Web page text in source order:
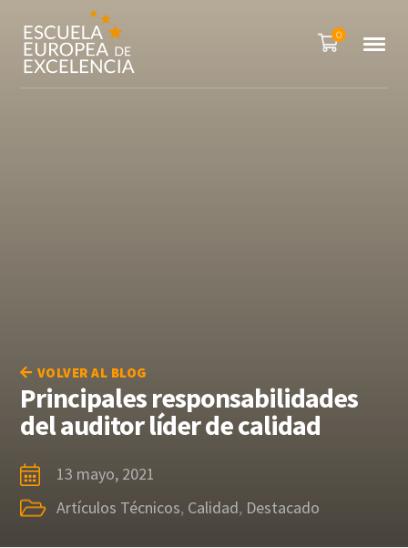
0
VOLVER AL BLOG
Principales responsabilidades
del auditor líder de calidad
13 mayo, 2021
Artículos Técnicos, Calidad, Destacado